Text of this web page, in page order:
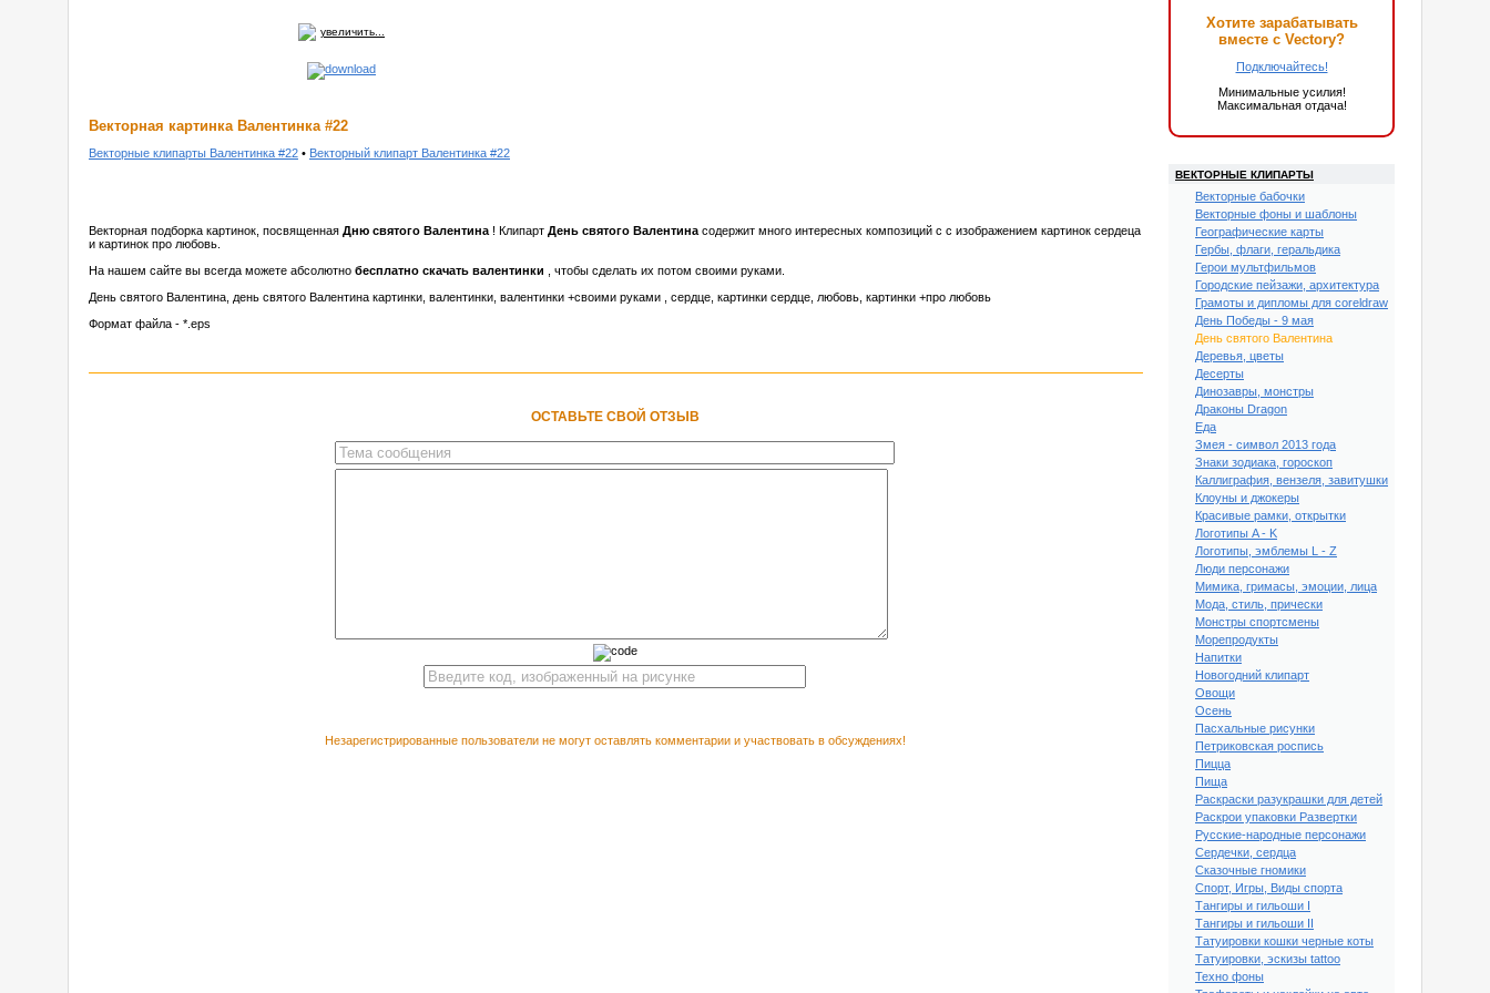
увеличить...
Векторная картинка Валентинка #22
Векторные клипарты Валентинка #22 • Векторный клипарт Валентинка #22
Векторная подборка картинок, посвященная Дню святого Валентина ! Клипарт День святого Валентина содержит много интересных композиций с с изображением картинок сердеца
и картинок про любовь.
На нашем сайте вы всегда можете абсолютно бесплатно скачать валентинки
, чтобы сделать их потом своими руками.
День святого Валентина, день святого Валентина картинки, валентинки, валентинки +своими руками , сердце, картинки сердце, любовь, картинки +про любовь
Формат файла - *.eps
ОСТАВЬТЕ СВОЙ ОТЗЫВ
Незарегистрированные пользователи не могут оставлять комментарии и участвовать в обсуждениях!
Хотите зарабатывать
вместе с Vectory?
Подключайтесь!
Минимальные усилия!
Максимальная отдача!
ВЕКТОРНЫЕ КЛИПАРТЫ
Векторные бабочки
Векторные фоны и шаблоны
Географические карты
Гербы, флаги, геральдика
Герои мультфильмов
Городские пейзажи, архитектура
Грамоты и дипломы для coreldraw
День Победы - 9 мая
День святого Валентина
Деревья, цветы
Десерты
Динозавры, монстры
Драконы Dragon
Еда
Змея - символ 2013 года
Знаки зодиака, гороскоп
Каллиграфия, вензеля, завитушки
Клоуны и джокеры
Красивые рамки, открытки
Логотипы A - K
Логотипы, эмблемы L - Z
Люди персонажи
Мимика, гримасы, эмоции, лица
Мода, стиль, прически
Монстры спортсмены
Морепродукты
Напитки
Новогодний клипарт
Овощи
Осень
Пасхальные рисунки
Петриковская роспись
Пицца
Пища
Раскраски разукрашки для детей
Раскрои упаковки Развертки
Русские-народные персонажи
Сердечки, сердца
Сказочные гномики
Спорт, Игры, Виды спорта
Тангиры и гильоши I
Тангиры и гильоши II
Татуировки кошки черные коты
Татуировки, эскизы tattoo
Техно фоны